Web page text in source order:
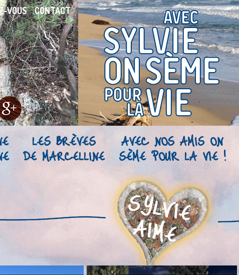
VOUS CONTACT
LES BRÈVES
DE MARCELLINE
AVEC NOS AMIS ON
SÈME POUR LA VIE !